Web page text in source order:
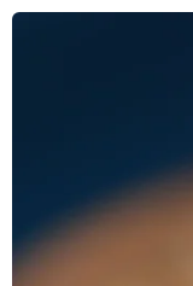
Trong 2 tháng
nhận 625 trường
xã; trong khi
bệnh.